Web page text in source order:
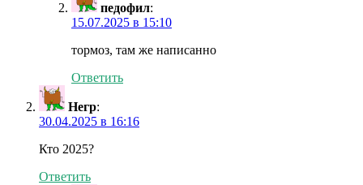
педофил:
15.07.2025 в 15:10
тормоз, там же написанно
Ответить
Негр:
30.04.2025 в 16:16
Кто 2025?
Ответить